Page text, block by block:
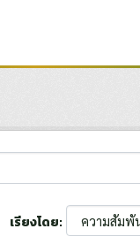
เรียงโดย